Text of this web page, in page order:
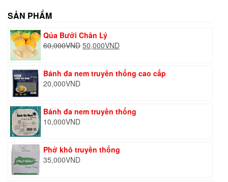
SẢN PHẨM
Qủa Bưởi Chân Lý
60,000VND Giá
60,000VND.
50,000VNDGiá
là:
Bánh đa nem truyền thống cao cấp
20,000VND
Bánh đa nem truyền thống
10,000VND
Phở khô truyền thống
35,000VND